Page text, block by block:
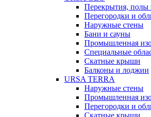
Перекрытия, полы
Перегородки и
Наружные стены
Бани и сауны
Промышленная
Специальные
Скатные крыши
Балконы и лоджии
URSA TERRA
Наружные стены
Промышленная
Перегородки и
Скатные крыши